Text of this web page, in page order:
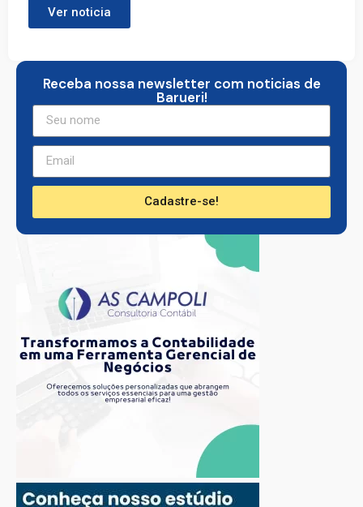
Ver noticia
Receba nossa newsletter com noticias de
Barueri!
Cadastre-se!